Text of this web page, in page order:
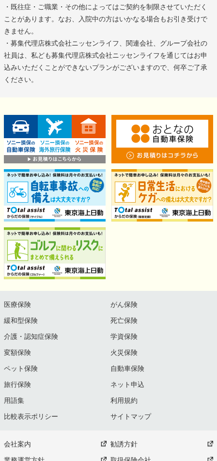
・既往症・ご職業・その他によってはご契約を制限させていただく
ことがあります。なお、入院中の方はいかなる場合もお引き受けで
きません。
・募集代理店株式会社ニッセンライフ、関連会社、グループ会社の
社員は、私ども募集代理店株式会社ニッセンライフを通じてはお申
込みいただくことができないプランがございますので、何卒ご了承
ください。
医療保険 がん保険
緩和型保険 死亡保険
介護・認知症保険 学資保険
変額保険 火災保険
ペット保険 自動車保険
旅行保険 ネット申込
用語集 利用規約
比較表示ポリシー サイトマップ
会社案内 勧誘方針